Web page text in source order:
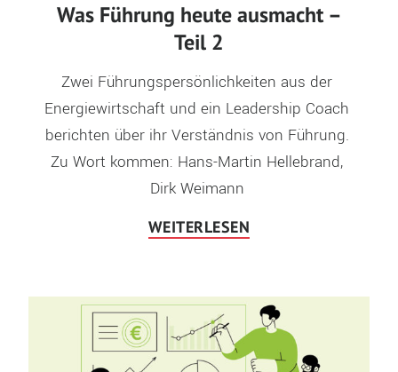
Was Führung heute ausmacht –
Teil 2
Zwei Führungspersönlichkeiten aus der
Energiewirtschaft und ein Leadership Coach
berichten über ihr Verständnis von Führung.
Zu Wort kommen: Hans-Martin Hellebrand,
Dirk Weimann
WEITERLESEN